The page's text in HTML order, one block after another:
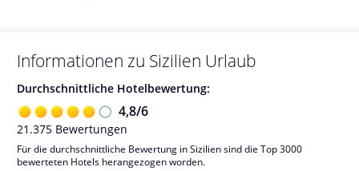
Informationen zu Sizilien Urlaub
Durchschnittliche Hotelbewertung:
4,8/6
21.375 Bewertungen
Für die durchschnittliche Bewertung in Sizilien sind die Top 3000
bewerteten Hotels herangezogen worden.